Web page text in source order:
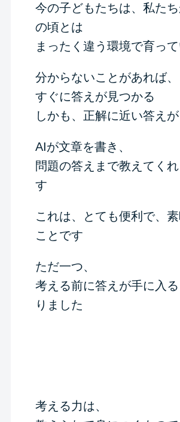
今の子どもたちは、私た
の頃とは
まったく違う環境で育っ
分からないことがあれば、
すぐに答えが見つかる
しかも、正解に近い答えが
AIが文章を書き、
問題の答えまで教えてく
す
これは、とても便利で、
ことです
ただ一つ、
考える前に答えが手に入
りました
考える力は、